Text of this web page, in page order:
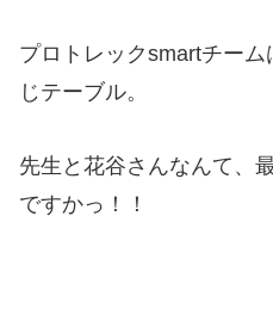
プロトレックsmartチー
じテーブル。
先生と花谷さんなんて、
ですかっ！！